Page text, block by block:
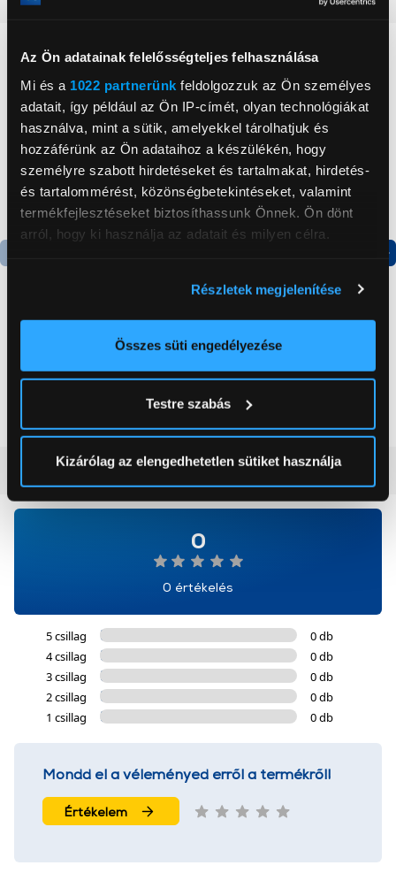
Az Ön adatainak felelősségteljes felhasználása
Mi és a 1022 partnerünk feldolgozzuk az Ön személyes
adatait, így például az Ön IP-címét, olyan technológiákat
használva, mint a sütik, amelyekkel tárolhatjuk és
hozzáférünk az Ön adataihoz a készülékén, hogy
személyre szabott hirdetéseket és tartalmakat, hirdetés-
és tartalommérést, közönségbetekintéseket, valamint
termékfejlesztéseket biztosíthassunk Önnek. Ön dönt
arról, hogy ki használja az adatait és milyen célra.
elhelyezkedéséről pár méteres pontossággal
Az Ön készülékén beazonosítása annak konkrét
módjairól és adja meg preferenciáit aRészletek
pontban. Bármikor módosíthatja vagy visszavonhatja a
Sütinyilatkozathoz való hozzájárulását.
cookie-k személyazonosítására nem alkalmasak,
szolgáltatásaink biztosításához szükségesek. Az oldal
használatával Ön elfogadja a cookie-k használatát.
Részletek megjelenítése
Összes süti engedélyezése
Testre szabás
Kizárólag az elengedhetetlen sütiket használja
Neked ajánljuk
Jocca 2340 Mobilklíma,
Candy CHASD4385EWC
Egyajtós hűtőszekrény
59 999 Ft
Vásárlói vélemények(0)
0
0 értékelés
5 csillag
0 db
4 csillag
0 db
3 csillag
0 db
2 csillag
0 db
1 csillag
0 db
Mondd el a véleményed erről a termékről!
Értékelem